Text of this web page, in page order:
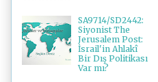
SA9714/SD2442:
Siyonist The
Jerusalem Post:
İsrail'in Ahlakî
Bir Dış Politikası
Var mı?